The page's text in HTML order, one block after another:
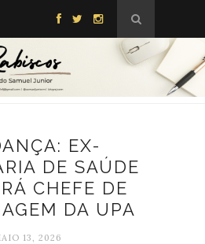
EX-
DE SAÚDE
CHEFE DE
DA UPA
13, 2026